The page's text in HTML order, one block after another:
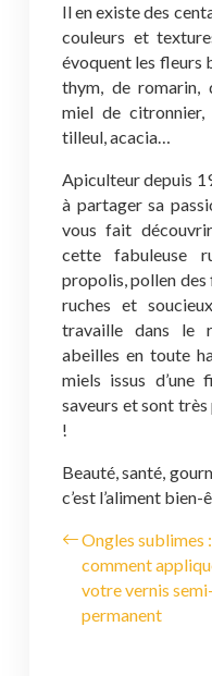
Il en existe des
couleurs et
évoquent les fleurs
thym, de romarin,
miel de
tilleul, acacia…
Apiculteur depuis
à partager sa
vous fait
cette fabuleuse
propolis, pollen
ruches et
travaille dans le
abeilles en toute
miels issus d’une
saveurs et sont
!
Beauté, santé,
c’est l’aliment
Ongles sublimes :
comment
votre vernis semi-
permanent